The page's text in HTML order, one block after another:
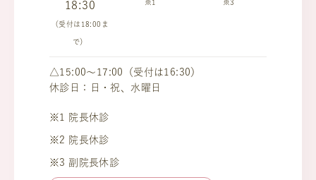
18:30
（受付は18:00ま
で）
※1 ※3
△15:00～17:00（受付は16:30）
休診日：日・祝、水曜日
※1 院長休診
※2 院長休診
※3 副院長休診